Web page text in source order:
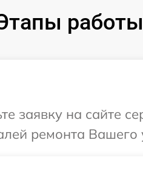
работы
заявку на сайте
ремонта Вашего